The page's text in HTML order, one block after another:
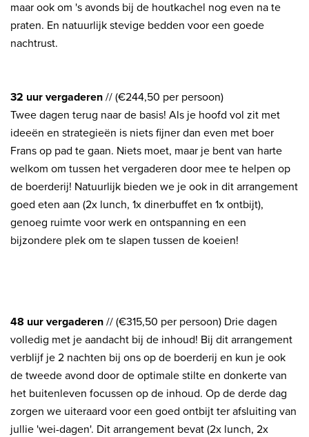
maar ook om 's avonds bij de houtkachel nog even na te
praten. En natuurlijk stevige bedden voor een goede
nachtrust.
32 uur vergaderen // (€244,50 per persoon)
Twee dagen terug naar de basis! Als je hoofd vol zit met
ideeën en strategieën is niets fijner dan even met boer
Frans op pad te gaan. Niets moet, maar je bent van harte
welkom om tussen het vergaderen door mee te helpen op
de boerderij! Natuurlijk bieden we je ook in dit arrangement
goed eten aan (2x lunch, 1x dinerbuffet en 1x ontbijt),
genoeg ruimte voor werk en ontspanning en een
bijzondere plek om te slapen tussen de koeien!
48 uur vergaderen // (€315,50 per persoon) Drie dagen
volledig met je aandacht bij de inhoud! Bij dit arrangement
verblijf je 2 nachten bij ons op de boerderij en kun je ook
de tweede avond door de optimale stilte en donkerte van
het buitenleven focussen op de inhoud. Op de derde dag
zorgen we uiteraard voor een goed ontbijt ter afsluiting van
jullie 'wei-dagen'. Dit arrangement bevat (2x lunch, 2x